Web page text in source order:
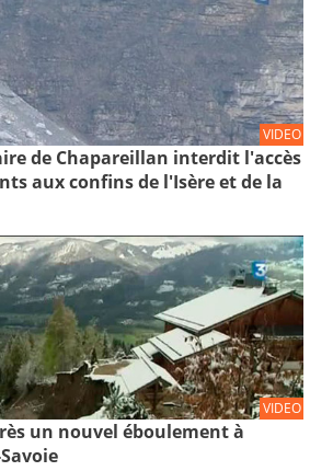
VIDEO
de Chapareillan interdit l'accès
aux confins de l'Isère et de la
VIDEO
un nouvel éboulement à